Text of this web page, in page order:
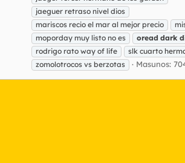
jaeguer retraso nivel dios
mariscos recio el mar al mejor precio
moporday muy listo no es
oread dark
rodrigo rato way of life
slk cuarto
zomolotrocos vs berzotas
Masunos: